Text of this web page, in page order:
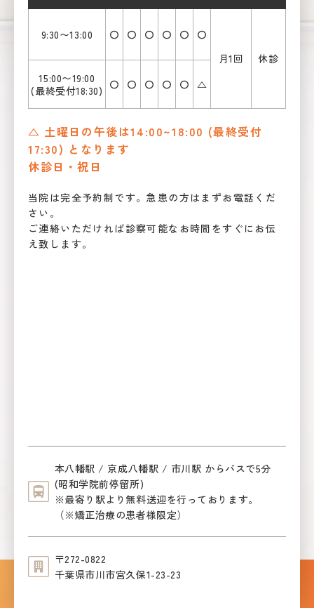
9:30〜13:00 〇 〇 〇 〇 〇
〇
月1回
休診
15:00〜19:00
(最終受付18:30) 〇 〇 〇 〇 〇 △
△ 土曜日の午後は14:00~18:00 (最終受付
17:30) となります
休診日・祝日
当院は完全予約制です。急患の方はまずお電話くだ
さい。
ご連絡いただければ診察可能なお時間をすぐにお伝
え致します。
本八幡駅 / 京成八幡駅 / 市川駅 からバスで5分
(昭和学院前停留所)
※最寄り駅より無料送迎を行っております。
（※矯正治療の患者様限定）
〒272-0822
千葉県市川市宮久保1-23-23